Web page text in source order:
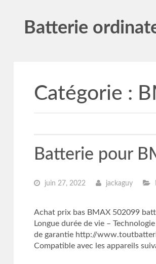
Batterie
Catégorie :
Batterie pour
juin 27, 2022 jackaguy
Achat prix bas BMAX 502099
Longue durée de vie –
de garantie http://
Compatible avec les appareils